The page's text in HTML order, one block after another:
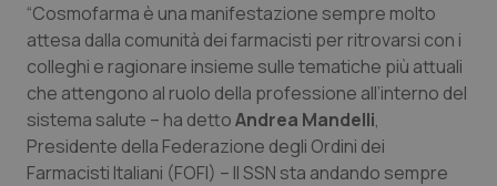
Tumore ovarico
Tumori del Polmone & Testa Collo
Tumori gastrointestinali
“Cosmofarma è una manifestazione sempre molto
attesa dalla comunità dei farmacisti per ritrovarsi con i
colleghi e ragionare insieme sulle tematiche più attuali
che attengono al ruolo della professione all’interno del
sistema salute – ha dettoAndrea Mandelli,
Presidente della Federazione degli Ordini dei
Farmacisti Italiani (FOFI) – Il SSN sta andando sempre